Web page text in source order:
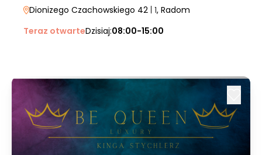
Dionizego Czachowskiego 42 | 1, Radom
Teraz otwarteDzisiaj:08:00-15:00